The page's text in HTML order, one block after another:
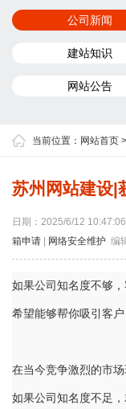
公司新闻
建站知识
网站公告
当前位置： 网站首页
苏州网站建设|
日期：2025/6/12
箱申请
网络安全维护 编
如果公司知名度不够
希望能够帮你吸引客户
在当今竞争激烈的市
如果公司知名度不足